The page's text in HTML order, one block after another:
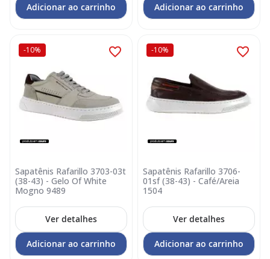
Adicionar ao carrinho Adicionar ao carrinho
-10%
Sapatênis Rafarillo 3703-03t
(38-43) - Gelo Of White
Mogno 9489
Ver detalhes
Adicionar ao carrinho
-10%
Sapatênis Rafarillo 3706-
01sf (38-43) - Café/Areia
1504
Ver detalhes
Adicionar ao carrinho